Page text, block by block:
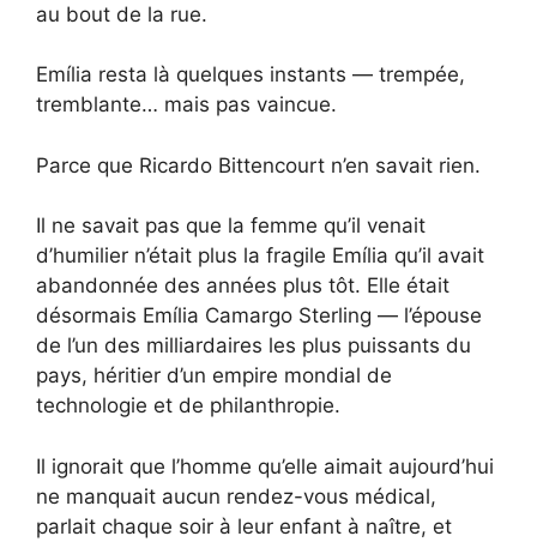
au bout de la rue.
Emília resta là quelques instants — trempée,
tremblante… mais pas vaincue.
Parce que Ricardo Bittencourt n’en savait rien.
Il ne savait pas que la femme qu’il venait
d’humilier n’était plus la fragile Emília qu’il avait
abandonnée des années plus tôt. Elle était
désormais Emília Camargo Sterling — l’épouse
de l’un des milliardaires les plus puissants du
pays, héritier d’un empire mondial de
technologie et de philanthropie.
Il ignorait que l’homme qu’elle aimait aujourd’hui
ne manquait aucun rendez-vous médical,
parlait chaque soir à leur enfant à naître, et